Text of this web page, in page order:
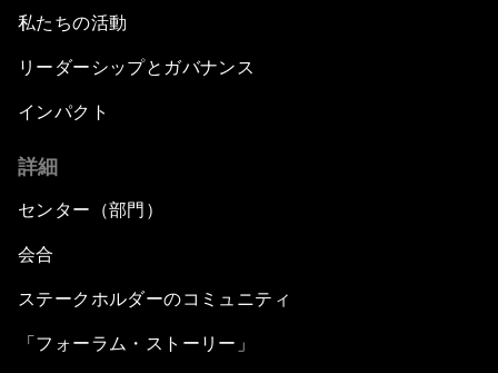
私たちの活動
リーダーシップとガバナンス
インパクト
詳細
センター（部門）
会合
ステークホルダーのコミュニティ
「フォーラム・ストーリー」